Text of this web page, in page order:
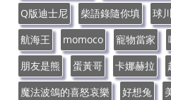
Q版迪士尼
柴語錄隨你填 球
航海王
momoco 寵物當家
朋友是熊
蛋黃哥 卡娜赫拉
魔法波鴿的喜怒哀樂
好想兔